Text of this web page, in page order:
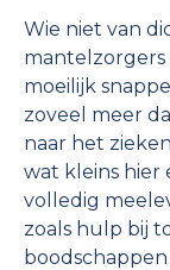
Wie niet van
mantelzorgers
moeilijk
zoveel meer
naar het
wat kleins hier
volledig
zoals hulp bij
boodschappen